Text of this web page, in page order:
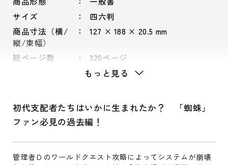
サイズ
四六判
商品寸法（横/
縦/束幅）
127 × 188 × 20.5 mm
総ページ数 320ページ
もっと見る
初代支配者たちはいかに生まれたか？ 「蜘蛛」
ファン必見の過去編！
管理者Ｄのワールドクエスト攻略によってシステムが崩壊